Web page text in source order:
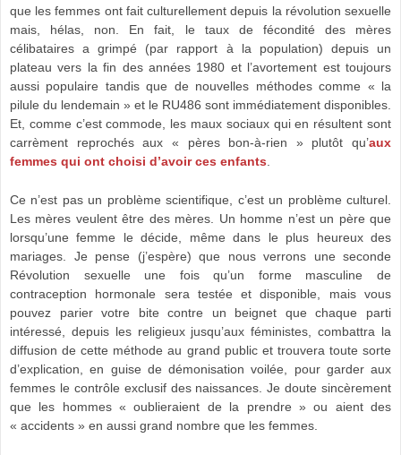
que les femmes ont fait culturellement depuis la révolution sexuelle
mais, hélas, non. En fait, le taux de fécondité des mères
célibataires a grimpé (par rapport à la population) depuis un
plateau vers la fin des années 1980 et l’avortement est toujours
aussi populaire tandis que de nouvelles méthodes comme « la
pilule du lendemain » et le RU486 sont immédiatement disponibles.
Et, comme c’est commode, les maux sociaux qui en résultent sont
carrèment reprochés aux « pères bon-à-rien » plutôt qu’aux
femmes qui ont choisi d’avoir ces enfants
Ce n’est pas un problème scientifique, c’est un problème culturel.
Les mères veulent être des mères. Un homme n’est un père que
lorsqu’une femme le décide, même dans le plus heureux des
mariages. Je pense (j’espère) que nous verrons une seconde
Révolution sexuelle une fois qu’un forme masculine de
contraception hormonale sera testée et disponible, mais vous
pouvez parier votre bite contre un beignet que chaque parti
intéressé, depuis les religieux jusqu’aux féministes, combattra la
diffusion de cette méthode au grand public et trouvera toute sorte
d’explication, en guise de démonisation voilée, pour garder aux
femmes le contrôle exclusif des naissances. Je doute sincèrement
que les hommes « oublieraient de la prendre » ou aient des
« accidents » en aussi grand nombre que les femmes.